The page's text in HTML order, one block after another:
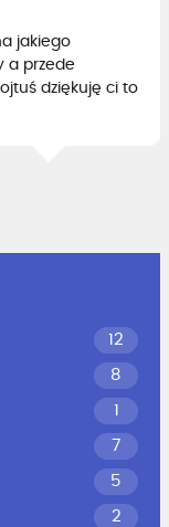
jakiego
a przede
dziękuję ci to
12
8
1
7
5
2